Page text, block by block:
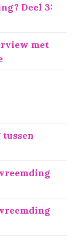
Deel 3:
met